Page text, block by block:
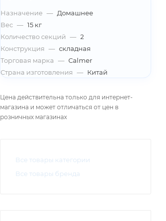
Назначение — Домашнее
Вес — 15 кг
Количество секций — 2
Конструкция — складная
Торговая марка — Calmer
Страна изготовления — Китай
Цена действительна только для интернет-
магазина и может отличаться от цен в
розничных магазинах
Все товары категории
Все товары бренда